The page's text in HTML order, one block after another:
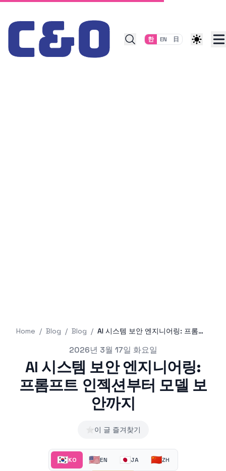
Skip to content
한 EN 日
Home / Blog / Blog / AI 시스템 보안 엔지니어링: 프롬프트 인젝션부터 모델 보안까지
2026년 3월 17일 화요일
AI 시스템 보안 엔지니어링:
프롬프트 인젝션부터 모델 보
안까지
⭐이 글 즐겨찾기
🇰🇷KO 🇺🇸EN 🇯🇵JA 🇨🇳ZH